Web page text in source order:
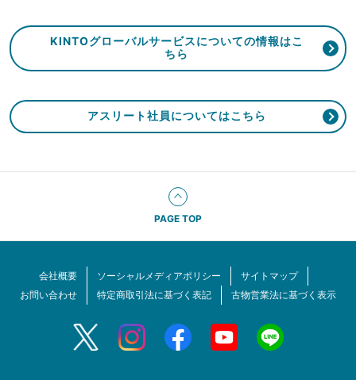
KINTOグローバルサービスについての情報はこ
ちら
アスリート社員についてはこちら
PAGE TOP
会社概要 ソーシャルメディアポリシー
サイトマップ
お問い合わせ
特定商取引法に基づく表記 古物営業法に基づく表示